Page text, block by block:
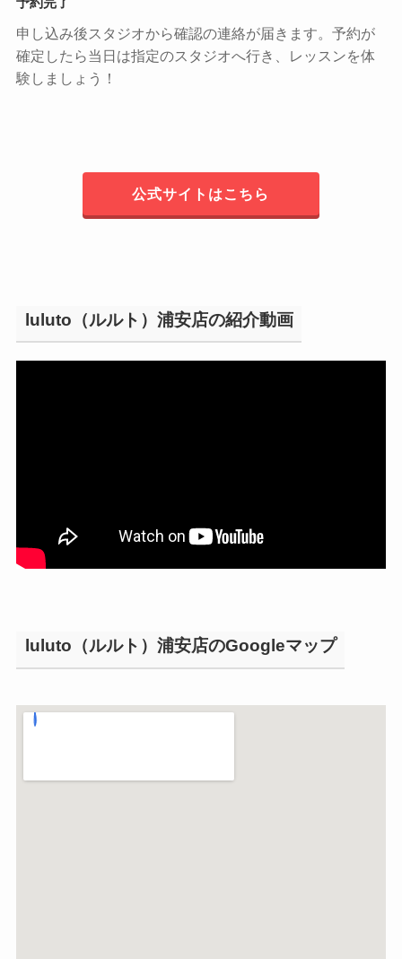
申し込み後スタジオから確認の連絡が届きます。予約が
確定したら当日は指定のスタジオへ行き、レッスンを体
験しましょう！
公式サイトはこちら
luluto（ルルト）浦安店の紹介動画
luluto（ルルト）浦安店のGoogleマップ